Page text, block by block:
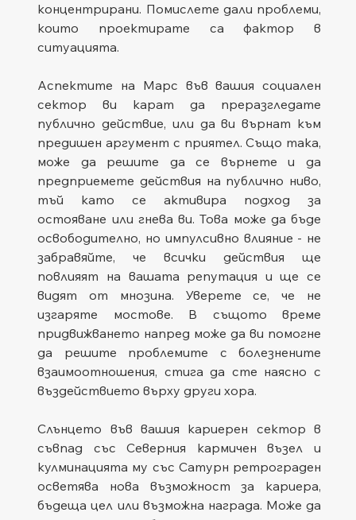
концентрирани. Помислете дали проблеми,
които проектирате са фактор в
ситуацията.
Аспектите на Марс във вашия социален
сектор ви карат да преразгледате
публично действие, или да ви върнат към
предишен аргумент с приятел. Също така,
може да решите да се върнете и да
предприемете действия на публично ниво,
тъй като се активира подход за
остояване или гнева ви. Това може да бъде
освободително, но импулсивно влияние - не
забравяйте, че всички действия ще
повлияят на вашата репутация и ще се
видят от мнозина. Уверете се, че не
изгаряте мостове. В същото време
придвижването напред може да ви помогне
да решите проблемите с болезнените
взаимоотношения, стига да сте наясно с
въздействието върху други хора.
Слънцето във вашия кариерен сектор в
съвпад със Северния кармичен възел и
кулминацията му със Сатурн ретрограден
осветява нова възможност за кариера,
бъдеща цел или възможна награда. Може да